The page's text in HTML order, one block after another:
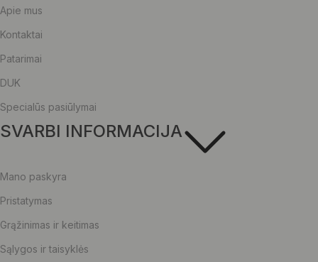
Apie mus
Kontaktai
Patarimai
DUK
Specialūs pasiūlymai
SVARBI INFORMACIJA
Mano paskyra
Pristatymas
Grąžinimas ir keitimas
Sąlygos ir taisyklės